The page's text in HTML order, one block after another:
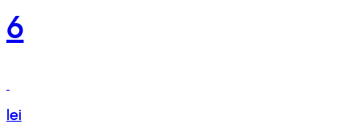
6
lei